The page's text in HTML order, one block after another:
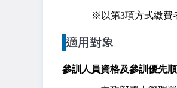
※以第3項方式繳費
適用對象
參訓人員資格及參訓優先順